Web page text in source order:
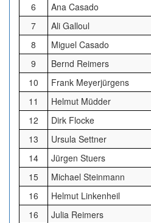
6
Ana Casado
7
Ali Galloul
8
Miguel Casado
9
Bernd Reimers
10
Frank Meyerjürgens
11
Helmut Müdder
12
Dirk Flocke
13
Ursula Settner
14
Jürgen Stuers
15
Michael Steinmann
16
Helmut Linkenheil
16
Julia Reimers